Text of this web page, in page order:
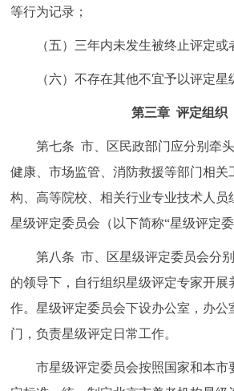
等行为记录；
（五）三年内未发生被终止评定或
（六）不存在其他不宜予以评定星
第三章 评定组织
第七条 市、区民政部门应分别牵头
健康、市场监管、消防救援等部门相关
构、高等院校、相关行业专业技术人员
星级评定委员会（以下简称“星级评定委
第八条 市、区星级评定委员会分别
的领导下，自行组织星级评定专家开展
作。星级评定委员会下设办公室，办公
门，负责星级评定日常工作。
市星级评定委员会按照国家和本市